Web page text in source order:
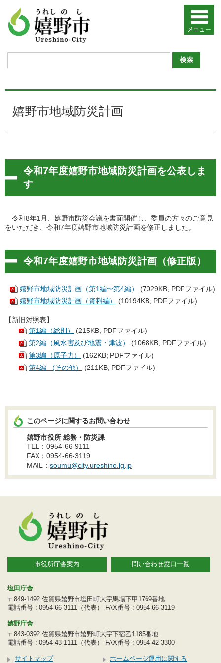
嬉野市地域防災計画
令和7年度嬉野市地域防災計画を公表しま
す
令和8年1月、嬉野市防災会議を書面開催し、委員の方々のご意見
をいただき、令和7年度嬉野市地域防災計画を修正しました。
令和7年度嬉野市地域防災計画（修正版）
嬉野市地域防災計画（第1編〜第4編）
(7029KB; PDFファイル)
嬉野市地域防災計画（資料編）
(10194KB; PDFファイル)
【新旧対照表】
第1編（総則）
(215KB; PDFファイル)
第2編（風水害及び地震・津波）
(1068KB; PDFファイル)
第3編（原子力）
(162KB; PDFファイル)
第4編 (その他）
(211KB; PDFファイル)
このページに関するお問い合わせ
嬉野市役所 総務・防災課
TEL：0954-66-9111
FAX：0954-66-3119
MAIL： soumu@city.ureshino.lg.jp
市役所庁舎案内 問い合わせ窓口一覧
塩田庁舎
〒849-1492 佐賀県嬉野市塩田町大字馬場下甲1769番地
電話番号 : 0954-66-3111（代表） FAX番号 : 0954-66-3119
嬉野庁舎
〒843-0392 佐賀県嬉野市嬉野町大字下宿乙1185番地
電話番号 : 0954-43-1111（代表） FAX番号 : 0954-42-3300
サイトマップ
ホームページ運用に関する